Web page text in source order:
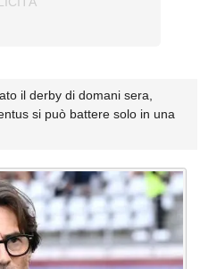
il derby di domani sera,
si può battere solo in una